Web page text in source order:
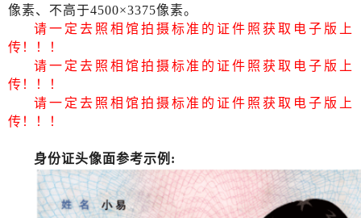
像素、不高于4500×3375像素。
请一定去照相馆拍摄标准的证件照获取电子版上
传！！！
请一定去照相馆拍摄标准的证件照获取电子版上
传！！！
请一定去照相馆拍摄标准的证件照获取电子版上
传！！！
身份证头像面参考示例 :